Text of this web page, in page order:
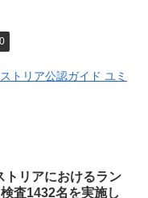
トリア公認ガイド ユミ
トリアにおけるラン
査1432名を実施し